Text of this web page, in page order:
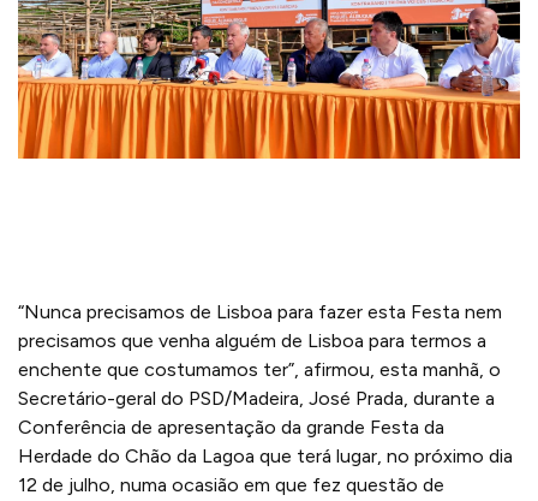
“Nunca precisamos de Lisboa para fazer esta Festa nem
precisamos que venha alguém de Lisboa para termos a
enchente que costumamos ter”, afirmou, esta manhã, o
Secretário-geral do PSD/Madeira, José Prada, durante a
Conferência de apresentação da grande Festa da
Herdade do Chão da Lagoa que terá lugar, no próximo dia
12 de julho, numa ocasião em que fez questão de